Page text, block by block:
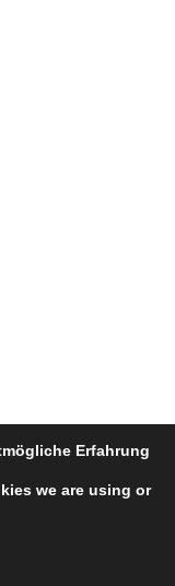
Erfahrung
we are using or